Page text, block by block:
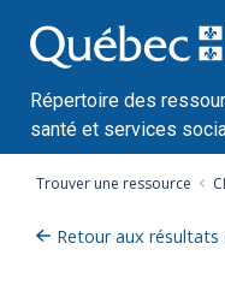
au
contenu
Répertoire des
santé et services
Trouver une ressource
Retour aux résultats